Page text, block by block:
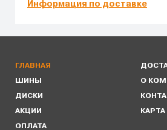
Информация по доставке
ГЛАВНАЯ
ШИНЫ
ДИСКИ
АКЦИИ
ОПЛАТА
О